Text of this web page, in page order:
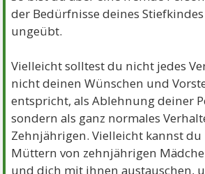
der Bedürfnisse deines
ungeübt.
Vielleicht solltest du nicht jedes
nicht deinen Wünschen und
entspricht, als Ablehnung deiner
sondern als ganz normales
Zehnjährigen. Vielleicht kannst du
Müttern von zehnjährigen
und dich mit ihnen austauschen,